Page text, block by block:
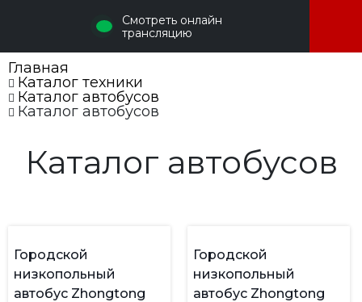
Смотреть онлайн
трансляцию
Главная
Каталог техники
Каталог автобусов
Каталог автобусов
Каталог автобусов
Городской
низкопольный
автобус Zhongtong
Городской
низкопольный
автобус Zhongtong